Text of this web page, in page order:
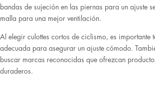
bandas de sujeción en las piernas para un ajuste
malla para una mejor ventilación.
Al elegir culottes cortos de ciclismo, es importante
adecuada para asegurar un ajuste cómodo.
buscar marcas reconocidas que ofrezcan
duraderos.